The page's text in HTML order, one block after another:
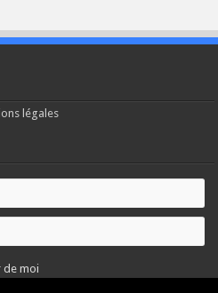
légales
de moi